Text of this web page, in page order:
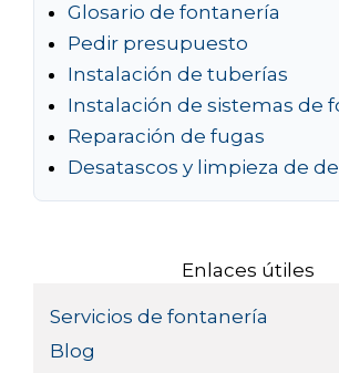
Glosario de fontanería
Pedir presupuesto
Instalación de tuberías
Instalación de sistemas de
Reparación de fugas
Desatascos y limpieza de
Enlaces útiles
Servicios de fontanería
Blog